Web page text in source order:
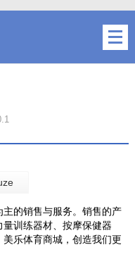
的销售与服务。销售的产
训练器材、按摩保健器
乐体育商城，创造我们更